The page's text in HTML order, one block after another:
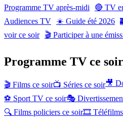
Programme TV après-midi
🔴 TV
Audiences TV
☀️ Guide été 2026
voir ce soir
🎬 Participer à une
Programme TV ce
🎬 Films ce soir📺 Séries ce soir🎥
⚽ Sport TV ce soir🎭
🔍 Films policiers ce soir🎞 Téléfilms